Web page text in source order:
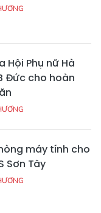
Hội Phụ nữ Hà
Đức cho hoàn
máy tính cho
Sơn Tây